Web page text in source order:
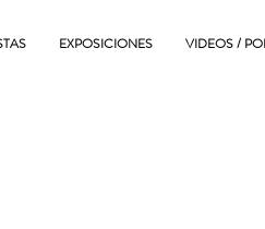
EXPOSICIONES VIDEOS /